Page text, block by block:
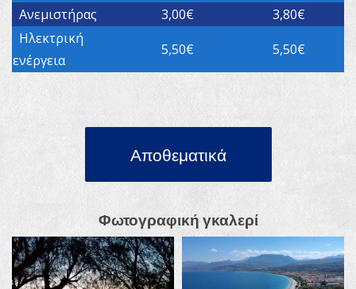
Ανεμιστήρας
3,00€
3,80€
Ηλεκτρική
ενέργεια
5,50€ 5,50€
Αποθεματικά
Φωτογραφική γκαλερί